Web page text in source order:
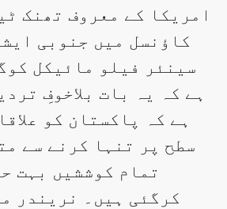
امریکا کے معروف تھنک
کاؤنسل میں جنوبی
سینئر فیلو مائیکل
ہے کہ یہ بات بلاخوفِ
ہے کہ پاکستان کو
سطح پر تنہا کرنے سے
تمام کوششیں بہت
کرگئی ہیں۔ نریندر